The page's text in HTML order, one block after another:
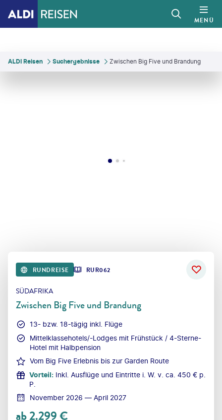
MENÜ
ALDI Reisen Suchergebnisse Zwischen Big Five und Brandung
RUNDREISE RUR062
SÜDAFRIKA
Zwischen Big Five und Brandung
13- bzw. 18-tägig inkl. Flüge
Mittelklassehotels/-Lodges mit Frühstück / 4-Sterne-
Hotel mit Halbpension
Vom Big Five Erlebnis bis zur Garden Route
Vorteil: Inkl. Ausflüge und Eintritte i. W. v. ca. 450 € p.
P.
November 2026 — April 2027
ab2.299€